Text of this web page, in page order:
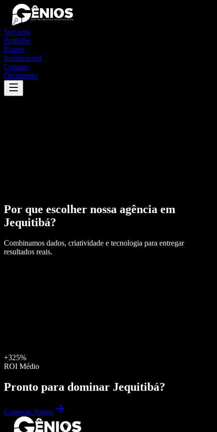
Serviços
Portfólio
Planos
Institucional
Contato
Orçamento
Por que escolher nossa agência em
Jequitibá?
Combinamos dados, criatividade e tecnologia para entregar
resultados reais.
+325%
ROI Médio
Pronto para dominar Jequitibá?
Começar Agora